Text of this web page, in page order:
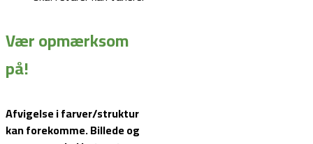
Vær opmærksom
på!
Afvigelse i farver/struktur
kan forekomme. Billede og